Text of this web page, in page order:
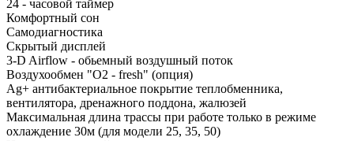
24 - часовой таймер
Комфортный сон
Самодиагностика
Скрытый дисплей
3-D Airflow - обьемный воздушный поток
Воздухообмен "О2 - fresh" (опция)
Ag+ антибактериальное покрытие теплобменника,
вентилятора, дренажного поддона, жалюзей
Максимальная длина трассы при работе только в режиме
охлаждение 30м (для модели 25, 35, 50)